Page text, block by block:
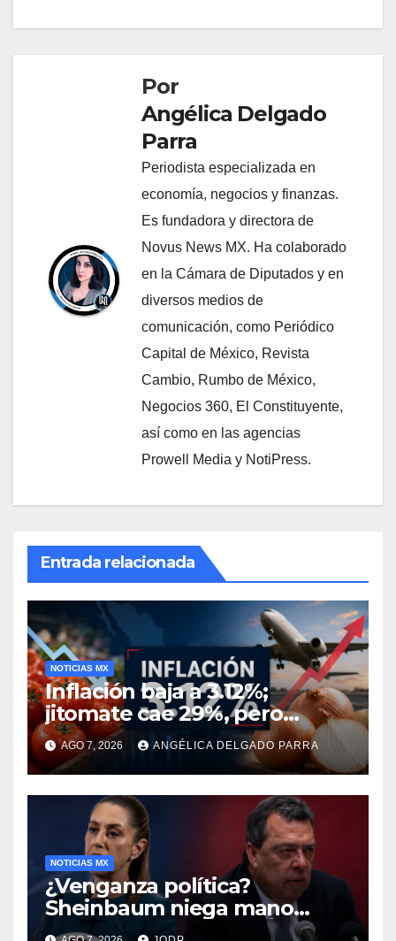
Por
Angélica Delgado
Parra
Periodista especializada en
economía, negocios y finanzas.
Es fundadora y directora de
Novus News MX. Ha colaborado
en la Cámara de Diputados y en
diversos medios de
comunicación, como Periódico
Capital de México, Revista
Cambio, Rumbo de México,
Negocios 360, El Constituyente,
así como en las agencias
Prowell Media y NotiPress.
Entrada relacionada
NOTICIAS MX
Inflación baja a 3.12%;
jitomate cae 29%, pero
cebolla y vuelos se
encarecen
AGO 7, 2026 ANGÉLICA DELGADO PARRA
NOTICIAS MX
¿Venganza política?
Sheinbaum niega mano
negra en captura de Ángel